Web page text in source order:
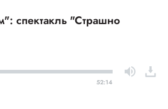
спектакль "Страшно
52:14